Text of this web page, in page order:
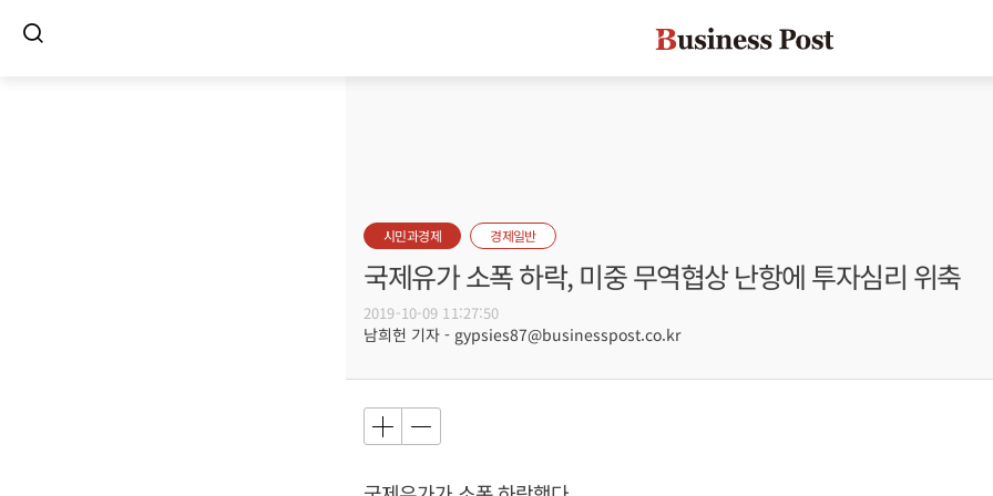
시민과경제 경제일반
국제유가 소폭 하락, 미중 무역협상 난항에 투자심리 위축
2019-10-09 11:27:50
남희헌 기자 - gypsies87@businesspost.co.kr